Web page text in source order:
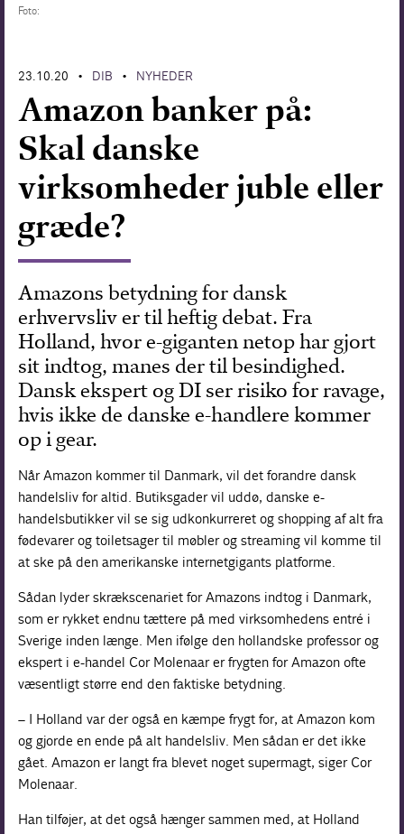
Foto:
23.10.20 • DIB • NYHEDER
Amazon banker på:
Skal danske
virksomheder juble eller
græde?
Amazons betydning for dansk
erhvervsliv er til heftig debat. Fra
Holland, hvor e-giganten netop har gjort
sit indtog, manes der til besindighed.
Dansk ekspert og DI ser risiko for ravage,
hvis ikke de danske e-handlere kommer
op i gear.
NårAmazon kommer til Danmark, vil det forandre dansk
handelsliv for altid. Butiksgader vil uddø, danske e-
handelsbutikker vil se sig udkonkurreret og shopping af alt fra
fødevarer og toiletsager til møbler og streaming vil komme til
at ske på den amerikanske internetgigants platforme.
Sådan lyder skrækscenariet for Amazons indtog i Danmark,
som er rykket endnu tættere på med virksomhedens entré i
Sverige inden længe. Men ifølge den hollandske professor og
ekspert i e-handel Cor Molenaar er frygten for Amazon ofte
væsentligt større end den faktiske betydning.
– I Holland var der også en kæmpe frygt for, at Amazon kom
og gjorde en ende på alt handelsliv. Men sådan er det ikke
gået. Amazon er langt fra blevet noget supermagt, siger Cor
Molenaar.
Han tilføjer, at det også hænger sammen med, at Holland